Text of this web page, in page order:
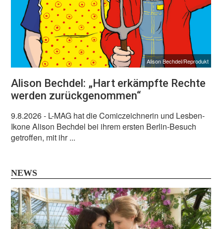
Alison Bechdel/Reprodukt
Alison Bechdel: „Hart erkämpfte Rechte
werden zurückgenommen“
9.8.2026- L-MAG hat die Comiczeichnerin und Lesben-
Ikone Alison Bechdel bei ihrem ersten Berlin-Besuch
getroffen, mit ihr ...
NEWS